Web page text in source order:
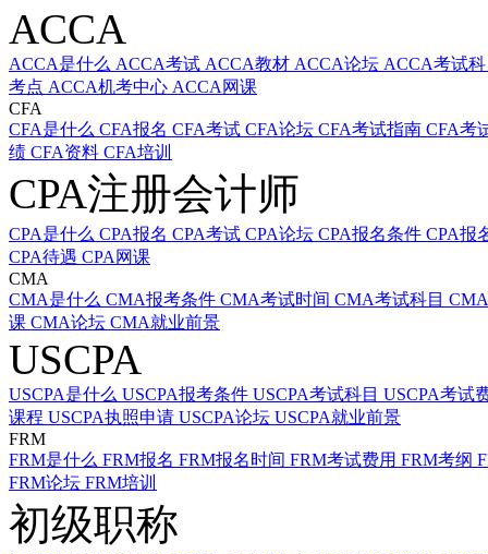
ACCA
ACCA是什么 ACCA考试 ACCA教材 ACCA论坛 ACCA考试
考点 ACCA机考中心 ACCA网课
CFA
CFA是什么 CFA报名 CFA考试 CFA论坛 CFA考试指南 CFA考
绩 CFA资料 CFA培训
CPA注册会计师
CPA是什么 CPA报名 CPA考试 CPA论坛 CPA报名条件 CPA报
CPA待遇 CPA网课
CMA
CMA是什么 CMA报考条件 CMA考试时间 CMA考试科目
课 CMA论坛 CMA就业前景
USCPA
USCPA是什么 USCPA报考条件 USCPA考试科目 USCPA考试
课程 USCPA执照申请 USCPA论坛 USCPA就业前景
FRM
FRM是什么 FRM报名 FRM报名时间 FRM考试费用 FRM考纲
FRM论坛 FRM培训
初级职称